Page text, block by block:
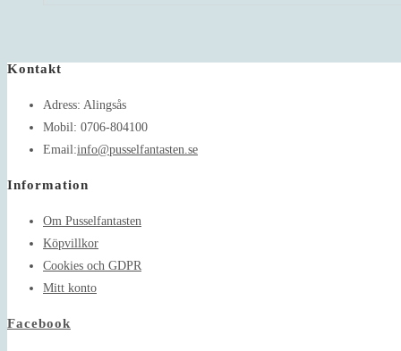
Kontakt
Adress: Alingsås
Mobil: 0706-804100
Email:info@pusselfantasten.seOpens
Information
Om Pusselfantasten
Köpvillkor
Cookies och GDPR
Mitt konto
Facebook